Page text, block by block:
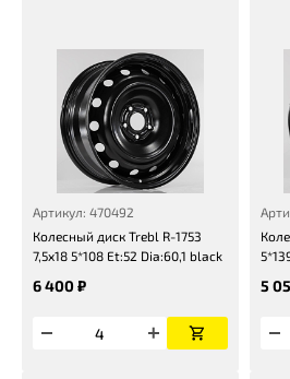
Артикул: 470492
Колесный диск Trebl R-1753
7,5x18 5*108 Et:52 Dia:60,1 black
6 400 ₽ 5